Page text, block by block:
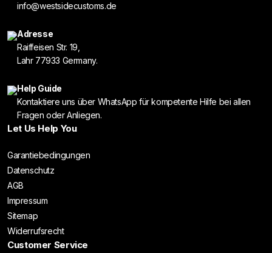
info@westsidecustoms.de
Adresse
Raiffeisen Str. 19,
Lahr 77933 Germany.
Help Guide
Kontaktiere uns über WhatsApp für kompetente Hilfe bei allen
Fragen oder Anliegen.
Let Us Help You
Garantiebedingungen
Datenschutz
AGB
Impressum
Sitemap
Widerrufsrecht
Customer Service